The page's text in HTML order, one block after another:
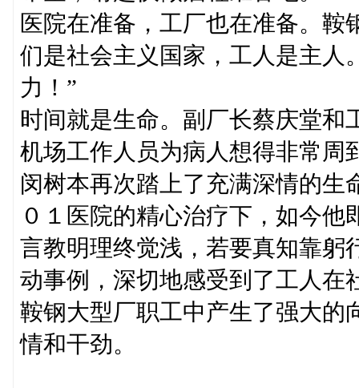
医院在准备，工厂也在准备。鞍
们是社会主义国家，工人是主人
力！”
时间就是生命。副厂长蔡庆堂和
机场工作人员为病人想得非常周
闵树本再次踏上了充满深情的生
０１医院的精心治疗下，如今他
言教明理终觉浅，若要真知靠躬
动事例，深切地感受到了工人在
鞍钢大型厂职工中产生了强大的
情和干劲。